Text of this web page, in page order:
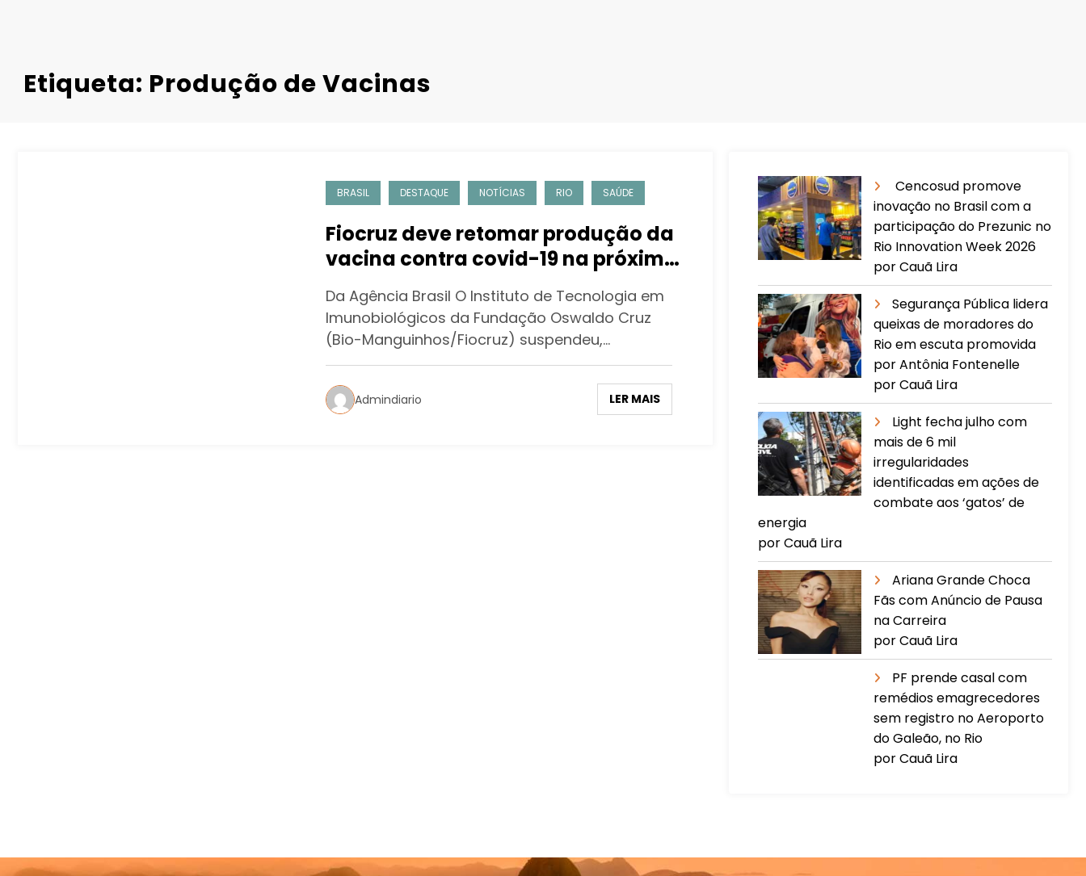
Etiqueta: Produção de Vacinas
BRASIL DESTAQUE NOTÍCIAS RIO SAÚDE
Fiocruz deve retomar produção da
vacina contra covid-19 na próxima
semana
Da Agência Brasil O Instituto de Tecnologia em
Imunobiológicos da Fundação Oswaldo Cruz
(Bio-Manguinhos/Fiocruz) suspendeu,…
Admindiario LER MAIS
Cencosud promove
inovação no Brasil com a
participação do Prezunic no
Rio Innovation Week 2026
por Cauã Lira
​Segurança Pública lidera
queixas de moradores do
Rio em escuta promovida
por Antônia Fontenelle
por Cauã Lira
Light fecha julho com
mais de 6 mil
irregularidades
identificadas em ações de
combate aos ‘gatos’ de
energia
por Cauã Lira
Ariana Grande Choca
Fãs com Anúncio de Pausa
na Carreira
por Cauã Lira
PF prende casal com
remédios emagrecedores
sem registro no Aeroporto
do Galeão, no Rio
por Cauã Lira